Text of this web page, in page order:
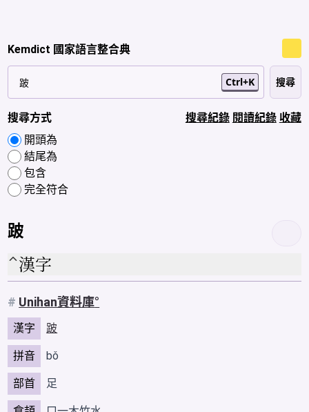
Kemdict 國家語言整合典
Ctrl+K
搜尋方式
開頭為
結尾為
包含
完全符合
搜尋紀錄 閱讀紀錄 收藏
跛
漢字
# Unihan資料庫
漢字 跛
拼音 bǒ
部首 足